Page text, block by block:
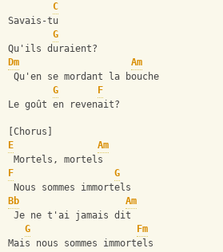
C
Savais-tu
G
Qu'ils duraient?
Dm
Am
Qu'en se mordant la bouche
G
F
Le goût en revenait?
[Chorus]
E
Am
Mortels, mortels
F
G
Nous sommes immortels
Bb
Am
Je ne t'ai jamais dit
G
Fm
Mais nous sommes immortels